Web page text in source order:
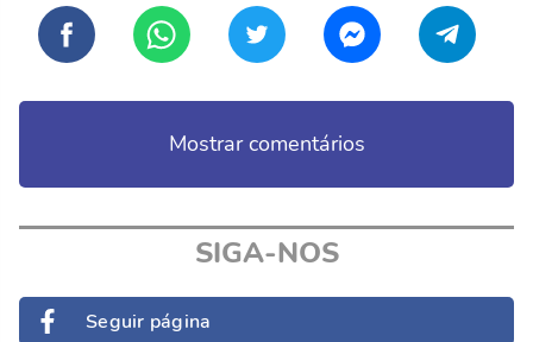
Mostrar comentários
SIGA-NOS
Seguir página